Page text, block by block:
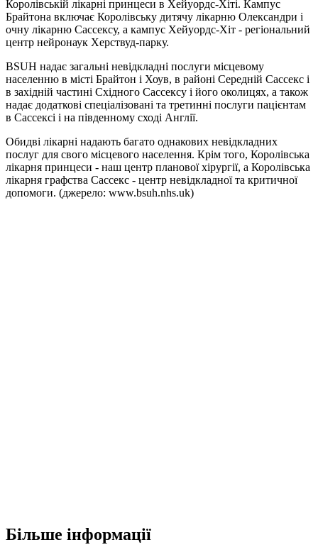
Королівській лікарні принцеси в Хейуордс-Хіті. Кампус
Брайтона включає Королівську дитячу лікарню Олександри і
очну лікарню Сассексу, а кампус Хейуордс-Хіт - регіональний
центр нейронаук Херствуд-парку.
BSUH надає загальні невідкладні послуги місцевому
населенню в місті Брайтон і Хоув, в районі Середній Сассекс і
в західній частині Східного Сассексу і його околицях, а також
надає додаткові спеціалізовані та третинні послуги пацієнтам
в Сассексі і на південному сході Англії.
Обидві лікарні надають багато однакових невідкладних
послуг для свого місцевого населення. Крім того, Королівська
лікарня принцеси - наш центр планової хірургії, а Королівська
лікарня графства Сассекс - центр невідкладної та критичної
допомоги. (джерело: www.bsuh.nhs.uk)
Більше інформації